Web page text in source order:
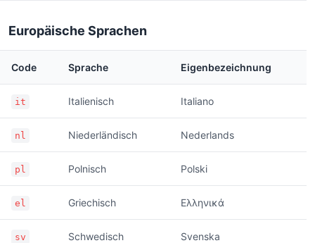
Europäische Sprachen
Code Sprache Eigenbezeichnung
it Italienisch Italiano
nl Niederländisch Nederlands
pl Polnisch Polski
el Griechisch Ελληνικά
sv Schwedisch Svenska